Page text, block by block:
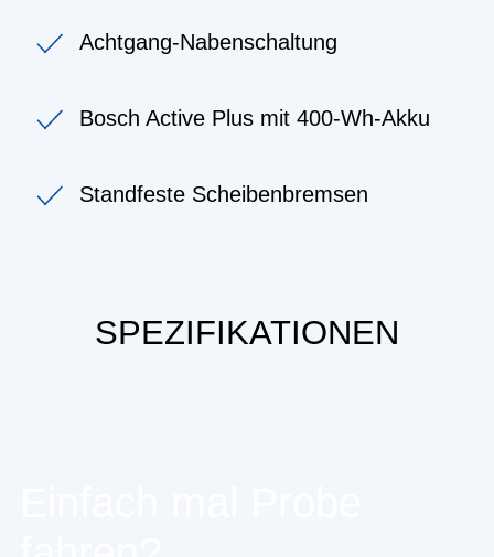
Achtgang-Nabenschaltung
Bosch Active Plus mit 400-Wh-Akku
Standfeste Scheibenbremsen
SPEZIFIKATIONEN